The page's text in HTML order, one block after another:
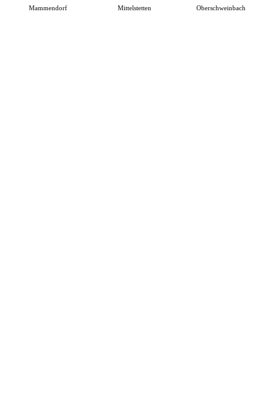
Mammendorf Mittelstetten Oberschweinbach